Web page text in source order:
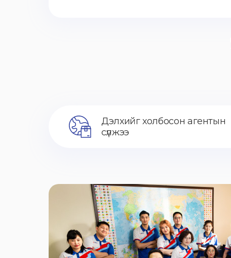
Дэлхийг холбосон агентын
сүлжээ